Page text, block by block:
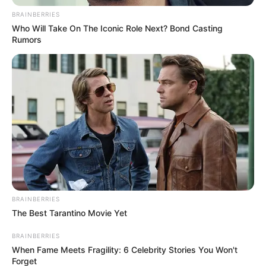
Információk szerint a vétlen sofőr karácsonyfával
BRAINBERRIES
Who Will Take On The Iconic Role Next? Bond Casting
Rumors
BRAINBERRIES
The Best Tarantino Movie Yet
BRAINBERRIES
When Fame Meets Fragility: 6 Celebrity Stories You Won't
Forget